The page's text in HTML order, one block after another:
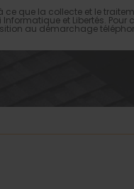
ce que la collecte et le
Informatique et Libertés.
au démarchage